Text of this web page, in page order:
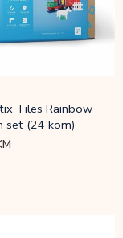
Tiles Rainbow
set (24 kom)